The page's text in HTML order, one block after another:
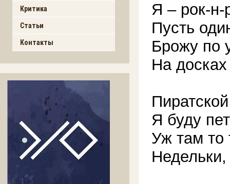
Критика
Статьи
Контакты
Я – рок-н-
Пусть
Брожу по
На
Я буду
Уж там то